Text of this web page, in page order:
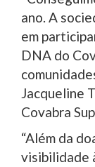
ano. A
em
DNA do
Jacqueline
Covabra
“Além da
visibilidade